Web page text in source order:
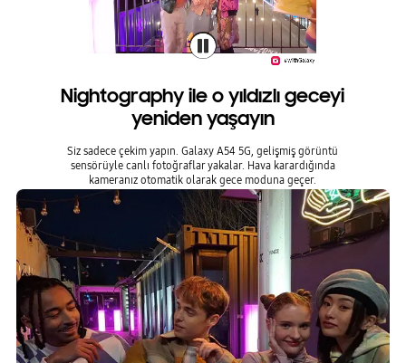
Nightography ile o yıldızlı geceyi
yeniden yaşayın
Siz sadece çekim yapın. Galaxy A54 5G, gelişmiş görüntü
sensörüyle canlı fotoğraflar yakalar. Hava karardığında
kameranız otomatik olarak gece moduna geçer.